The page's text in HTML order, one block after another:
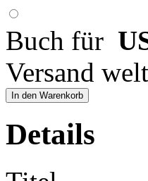
Buch für
Versand
In den Warenkorb
Details